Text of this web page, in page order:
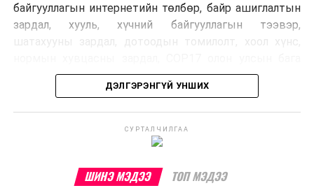
байгууллагын интернетийн төлбөр, байр ашиглалтын
зардал, хууль, хүчний байгууллагын тээвэр,
хурлын зардал, Засгийн газрын өр, орон нутгийн нөөц
хөрөнгийн санхүүжилтийг хэвийн үргэлжлүүлэхээр
шийдвэрлэжээ.
Харин дараах зардлыг хязгаарлахаар болсон байна.
ДЭЛГЭРЭНГҮЙ УНШИХ
СУРТАЛЧИЛГАА
ШИНЭ МЭДЭЭ ТОП МЭДЭЭ